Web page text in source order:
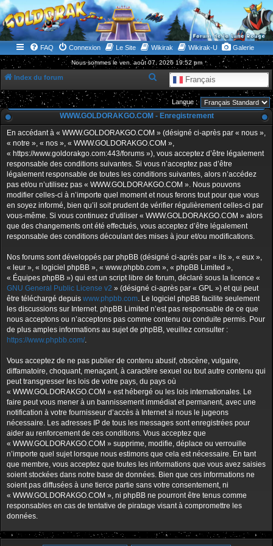
WWW.GOLDORAKGO.COM
le site de la Lune Rouge
FAQ Connexion Le Site Wikirak Wikirak-U Galerie
Nous sommes le ven. août 07, 2026 19:52 pm
Index du forum Français
e
c
h
e
c
h
e
r
Langue :
WWW.GOLDORAKGO.COM - Enregistrement
En accédant à « WWW.GOLDORAKGO.COM » (désigné ci-après par « nous »,
« notre », « nos », « WWW.GOLDORAKGO.COM »,
« https://www.goldorakgo.com:443/forums »), vous acceptez d’être légalement
responsable des conditions suivantes. Si vous n’acceptez pas d’être
légalement responsable de toutes les conditions suivantes, alors n’accédez
pas et/ou n’utilisez pas « WWW.GOLDORAKGO.COM ». Nous pouvons
modifier celles-ci à n’importe quel moment et nous ferons tout pour que vous
en soyez informé, bien qu’il soit prudent de vérifier régulièrement celles-ci par
vous-même. Si vous continuez d’utiliser « WWW.GOLDORAKGO.COM » alors
que des changements ont été effectués, vous acceptez d’être légalement
responsable des conditions découlant des mises à jour et/ou modifications.
Nos forums sont développés par phpBB (désigné ci-après par « ils », « eux »,
« leur », « logiciel phpBB », « www.phpbb.com », « phpBB Limited »,
« Équipes phpBB ») qui est un script libre de forum, déclaré sous la licence «
GNU General Public License v2 » (désigné ci-après par « GPL ») et qui peut
être téléchargé depuis www.phpbb.com. Le logiciel phpBB facilite seulement
les discussions sur Internet. phpBB Limited n’est pas responsable de ce que
nous acceptons ou n’acceptons pas comme contenu ou conduite permis. Pour
de plus amples informations au sujet de phpBB, veuillez consulter :
https://www.phpbb.com/.
Vous acceptez de ne pas publier de contenu abusif, obscène, vulgaire,
diffamatoire, choquant, menaçant, à caractère sexuel ou tout autre contenu qui
peut transgresser les lois de votre pays, du pays où
« WWW.GOLDORAKGO.COM » est hébergé ou les lois internationales. Le
faire peut vous mener à un bannissement immédiat et permanent, avec une
notification à votre fournisseur d’accès à Internet si nous le jugeons
nécessaire. Les adresses IP de tous les messages sont enregistrées pour
aider au renforcement de ces conditions. Vous acceptez que
« WWW.GOLDORAKGO.COM » supprime, modifie, déplace ou verrouille
n’importe quel sujet lorsque nous estimons que cela est nécessaire. En tant
que membre, vous acceptez que toutes les informations que vous avez saisies
soient stockées dans notre base de données. Bien que ces informations ne
soient pas diffusées à une tierce partie sans votre consentement, ni
« WWW.GOLDORAKGO.COM », ni phpBB ne pourront être tenus comme
responsables en cas de tentative de piratage visant à compromettre les
données.